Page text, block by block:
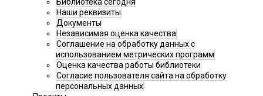
Библиотека сегодня
Наши реквизиты
Документы
Независимая оценка качества
Соглашение на обработку данных с
использованием метрических программ
Оценка качества работы библиотеки
Согласие пользователя сайта на обработку
персональных данных